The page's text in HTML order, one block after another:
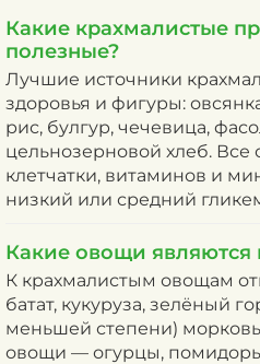
Какие крахмалистые
полезные?
Лучшие источники
здоровья и фигуры:
рис, булгур, чечевица,
цельнозерновой хлеб. Все
клетчатки, витаминов и
низкий или средний
Какие овощи
К крахмалистым овощам
батат, кукуруза, зелёный
меньшей степени)
овощи — огурцы,